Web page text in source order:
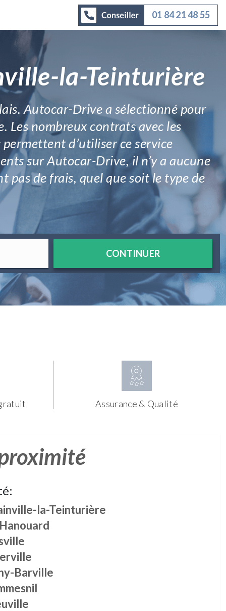
01 84 21 48 55
la-Teinturière
Autocar-Drive a sélectionné pour
nombreux contrats avec les
d’utiliser ce service
sur Autocar-Drive, il n’y a aucune
de frais, quel que soit le type de
CONTINUER
Assurance & Qualité
la-Teinturière
Barville